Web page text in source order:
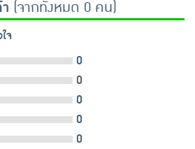
(จากทั้งหมด 0 คน)
จ
0
0
0
0
0